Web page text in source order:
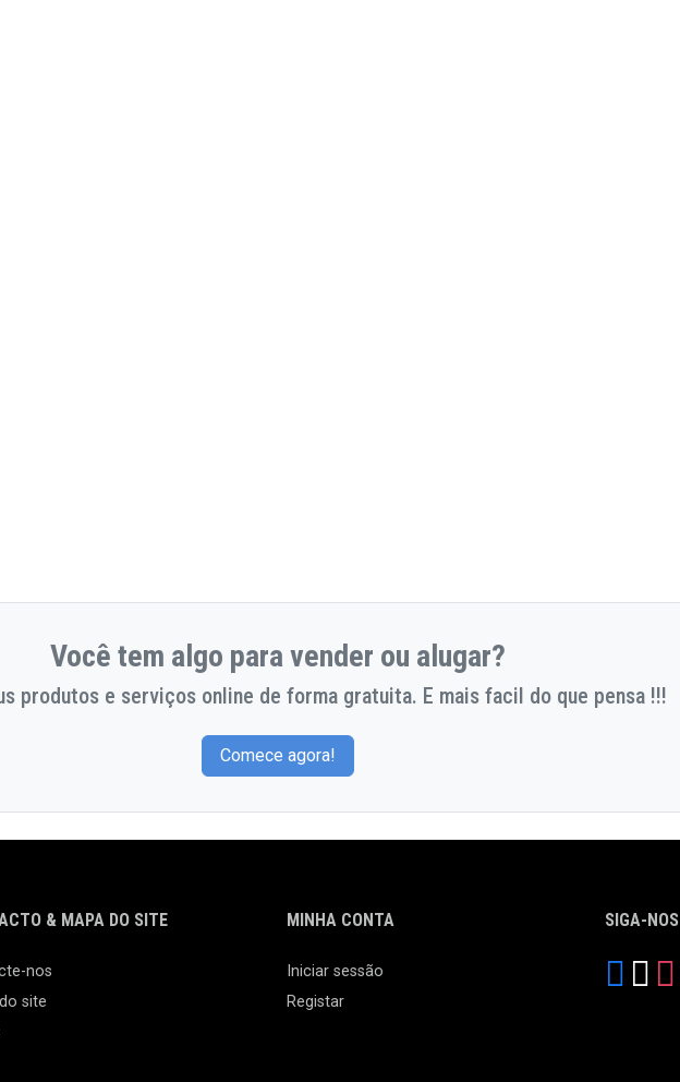
Você tem algo para vender ou alugar?
produtos e serviços online de forma gratuita. E mais facil do que pensa !!!
Comece agora!
& MAPA DO SITE
nos
site
MINHA CONTA
Iniciar sessão
Registar
SIGA-NOS